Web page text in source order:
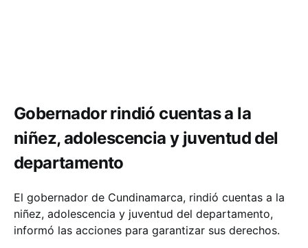
Gobernador rindió cuentas a la
niñez, adolescencia y juventud del
departamento
El gobernador de Cundinamarca, rindió cuentas a la
niñez, adolescencia y juventud del departamento,
informó las acciones para garantizar sus derechos.